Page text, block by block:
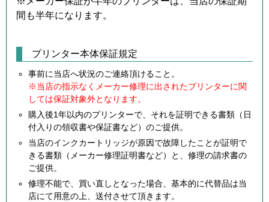
間も半年になります。
プリンター本体保証規定
事前に当店へ状況のご連絡頂けること。
※当店の指示なくメーカー修理に出されたプリンターに関
しては保証対象外となります。
購入後1年以内のプリンターで、それを証明できる書類（日
付入りの領収書や保証書など）のご提供。
当店のインクカートリッジが原因で故障したことが証明で
きる書類（メーカー修理証明書など）と、修理の請求書の
ご提供。
修理不能で、買い直しとなった場合、基本的に代替品は当
店にて用意の上、送付させて頂きます。